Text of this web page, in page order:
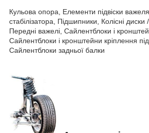
Кульова опора, Елементи підвіски
стабілізатора, Підшипники, Колісні диски
Передні важелі, Сайлентблоки і
Сайлентблоки і кронштейни кріплення
Сайлентблоки задньої балки